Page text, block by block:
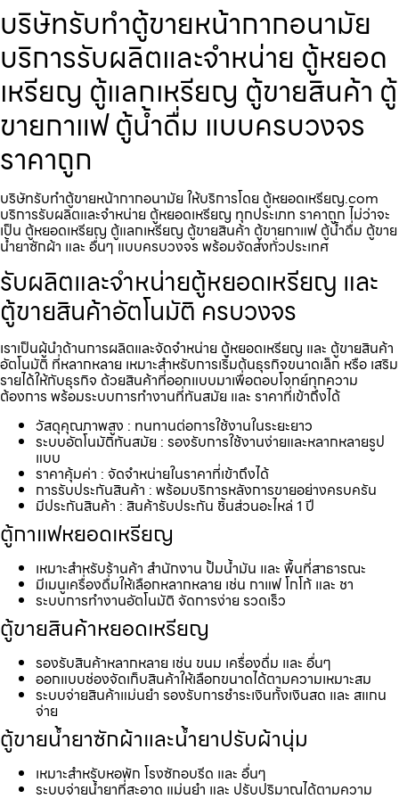
บริษัทรับทำตู้ขายหน้ากากอนามัย
บริการรับผลิตและจำหน่าย ตู้หยอด
เหรียญ ตู้แลกเหรียญ ตู้ขายสินค้า ตู้
ขายกาแฟ ตู้น้ำดื่ม แบบครบวงจร
ราคาถูก
บริษัทรับทำตู้ขายหน้ากากอนามัย ให้บริการโดย ตู้หยอดเหรียญ.com
บริการรับผลิตและจำหน่าย ตู้หยอดเหรียญ ทุกประเภท ราคาถูก ไม่ว่าจะ
เป็น ตู้หยอดเหรียญ ตู้แลกเหรียญ ตู้ขายสินค้า ตู้ขายกาแฟ ตู้น้ำดื่ม ตู้ขาย
น้ำยาซักผ้า และ อื่นๆ แบบครบวงจร พร้อมจัดส่งทั่วประเทศ
รับผลิตและจำหน่ายตู้หยอดเหรียญ และ
ตู้ขายสินค้าอัตโนมัติ ครบวงจร
เราเป็นผู้นำด้านการผลิตและจัดจำหน่าย ตู้หยอดเหรียญ และ ตู้ขายสินค้า
อัตโนมัติ ที่หลากหลาย เหมาะสำหรับการเริ่มต้นธุรกิจขนาดเล็ก หรือ เสริม
รายได้ให้กับธุรกิจ ด้วยสินค้าที่ออกแบบมาเพื่อตอบโจทย์ทุกความ
ต้องการ พร้อมระบบการทำงานที่ทันสมัย และ ราคาที่เข้าถึงได้
วัสดุคุณภาพสูง : ทนทานต่อการใช้งานในระยะยาว
ระบบอัตโนมัติทันสมัย : รองรับการใช้งานง่ายและหลากหลายรูป
แบบ
ราคาคุ้มค่า : จัดจำหน่ายในราคาที่เข้าถึงได้
การรับประกันสินค้า : พร้อมบริการหลังการขายอย่างครบครัน
มีประกันสินค้า : สินค้ารับประกัน ชิ้นส่วนอะไหล่ 1 ปี
ตู้กาแฟหยอดเหรียญ
เหมาะสำหรับร้านค้า สำนักงาน ปั้มน้ำมัน และ พื้นที่สาธารณะ
มีเมนูเครื่องดื่มให้เลือกหลากหลาย เช่น กาแฟ โกโก้ และ ชา
ระบบการทำงานอัตโนมัติ จัดการง่าย รวดเร็ว
ตู้ขายสินค้าหยอดเหรียญ
รองรับสินค้าหลากหลาย เช่น ขนม เครื่องดื่ม และ อื่นๆ
ออกแบบช่องจัดเก็บสินค้าให้เลือกขนาดได้ตามความเหมาะสม
ระบบจ่ายสินค้าแม่นยำ รองรับการชำระเงินทั้งเงินสด และ สแกน
จ่าย
ตู้ขายน้ำยาซักผ้าและน้ำยาปรับผ้านุ่ม
เหมาะสำหรับหอพัก โรงซักอบรีด และ อื่นๆ
ระบบจ่ายน้ำยาที่สะอาด แม่นยำ และ ปรับปริมาณได้ตามความ